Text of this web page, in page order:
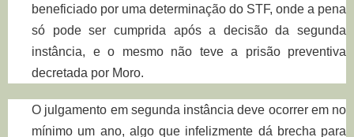
beneficiado por uma determinação do STF, onde a pena
só pode ser cumprida após a decisão da segunda
instância, e o mesmo não teve a prisão preventiva
decretada por Moro.
O julgamento em segunda instância deve ocorrer em no
mínimo um ano, algo que infelizmente dá brecha para